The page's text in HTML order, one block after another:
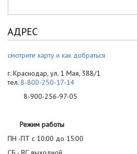
АДРЕС
смотрите карту и как добраться
г. Краснодар, ул. 1 Мая, 388/1
тел. 8-800-250-17-14
8-900-256-97-05
Режим работы
ПН -ПТ с 10:00 до 15:00